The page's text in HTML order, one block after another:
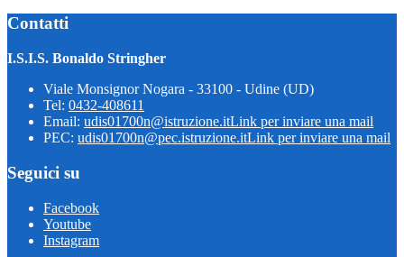
Contatti
I.S.I.S. Bonaldo Stringher
Viale Monsignor Nogara - 33100 - Udine (UD)
Tel: 0432-408611
Email: udis01700n@istruzione.itLink per inviare una mail
PEC: udis01700n@pec.istruzione.itLink per inviare una mail
Seguici su
Facebook
Youtube
Instagram